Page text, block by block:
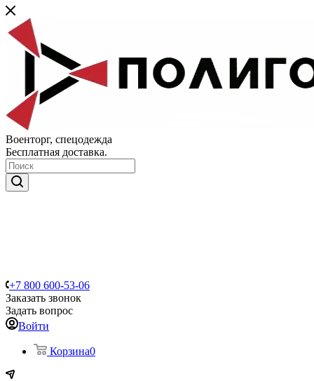
Военторг, спецодежда
Бесплатная доставка.
+7 800 600-53-06
Заказать звонок
Задать вопрос
Войти
Корзина0